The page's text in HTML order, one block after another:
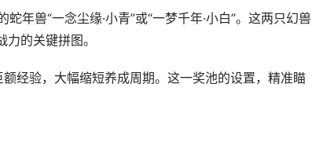
年兽“一念尘缘·小青”或“一梦千年·小白”。这两只幻兽
的关键拼图。
经验，大幅缩短养成周期。这一奖池的设置，精准瞄